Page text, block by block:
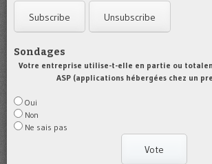
Sondages
Votre entreprise utilise-t-elle en partie ou
ASP (applications hébergées chez un
Oui
Non
Ne sais pas